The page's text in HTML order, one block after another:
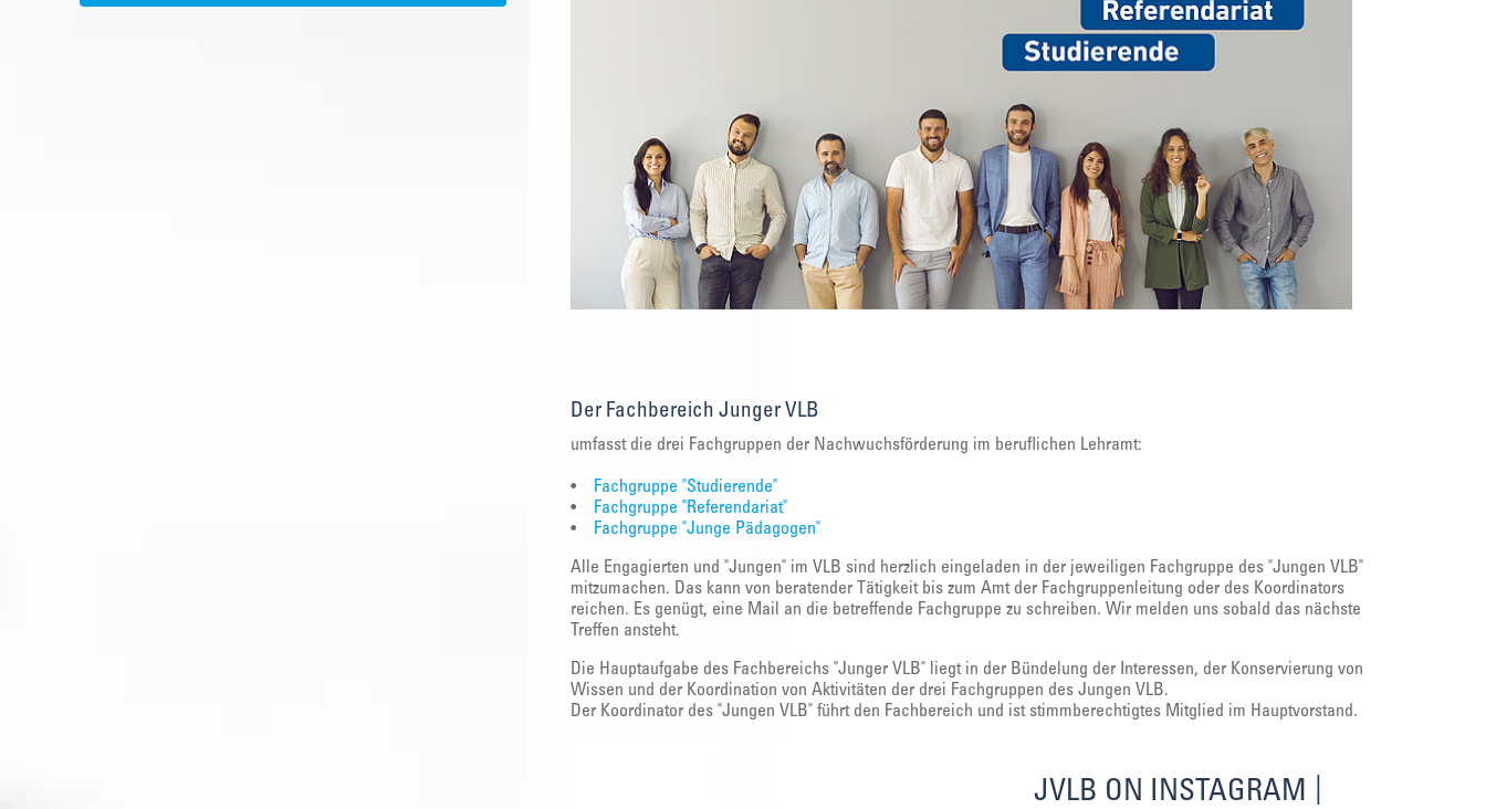
Der Fachbereich Junger VLB
umfasst die drei Fachgruppen der Nachwuchsförderung im beruflichen Lehramt:
•
Fachgruppe "Studierende"
•
Fachgruppe "Referendariat"
•
Fachgruppe "Junge Pädagogen"
Alle Engagierten und "Jungen" im VLB sind herzlich eingeladen in der jeweiligen Fachgruppe des "Jungen VLB"
mitzumachen. Das kann von beratender Tätigkeit bis zum Amt der Fachgruppenleitung oder des Koordinators
reichen. Es genügt, eine Mail an die betreffende Fachgruppe zu schreiben. Wir melden uns sobald das nächste
Treffen ansteht.
Die Hauptaufgabe des Fachbereichs "Junger VLB" liegt in der Bündelung der Interessen, der Konservierung von
Wissen und der Koordination von Aktivitäten der drei Fachgruppen des Jungen VLB.
Der Koordinator des "Jungen VLB" führt den Fachbereich und ist stimmberechtigtes Mitglied im Hauptvorstand.
JVLB ON INSTAGRAM